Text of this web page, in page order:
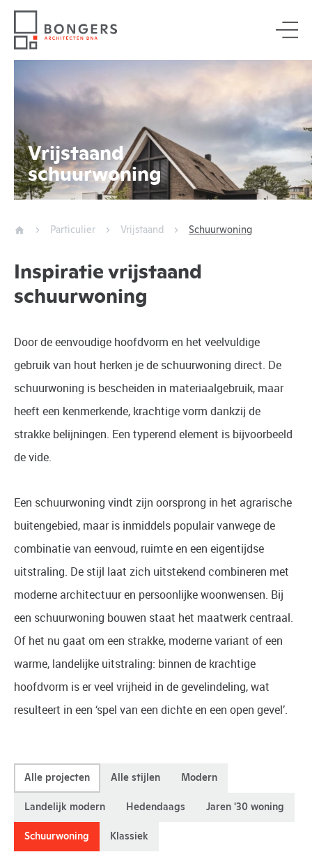
Vrijstaand
schuurwoning
Particulier Vrijstaand Schuurwoning
Inspiratie vrijstaand
schuurwoning
Door de eenvoudige hoofdvorm en het veelvuldige
gebruik van hout herken je de schuurwoning direct. De
schuurwoning is bescheiden in materiaalgebruik, maar
heeft een kenmerkende, krachtige vorm dankzij de
strakke belijningen. Een typerend element is bijvoorbeeld
de vide.
Een schuurwoning vindt zijn oorsprong in het agrarische
buitengebied, maar is inmiddels populair vanwege de
combinatie van eenvoud, ruimte en een eigentijdse
uitstraling. De stijl laat zich uitstekend combineren met
moderne architectuur en persoonlijke woonwensen. Bij
een schuurwoning bouwen staat het maatwerk centraal.
Of het nu gaat om een strakke, moderne variant of een
warme, landelijke uitstraling: binnen de krachtige
hoofdvorm is er veel vrijheid in de gevelindeling, wat
resulteert in een ‘spel van een dichte en een open gevel’.
Alle projecten Alle stijlen Modern
Landelijk modern Hedendaags Jaren '30 woning
Schuurwoning Klassiek